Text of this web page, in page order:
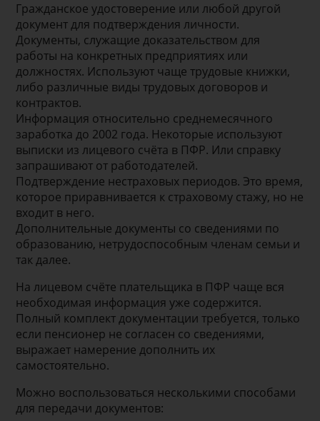
Гражданское удостоверение или любой другой
документ для подтверждения личности.
Документы, служащие доказательством для
работы на конкретных предприятиях или
должностях. Используют чаще трудовые книжки,
либо различные виды трудовых договоров и
контрактов.
Информация относительно среднемесячного
заработка до 2002 года. Некоторые используют
выписки из лицевого счёта в ПФР. Или справку
запрашивают от работодателей.
Подтверждение нестраховых периодов. Это время,
которое приравнивается к страховому стажу, но не
входит в него.
Дополнительные документы со сведениями по
образованию, нетрудоспособным членам семьи и
так далее.
На лицевом счёте плательщика в ПФР чаще вся
необходимая информация уже содержится.
Полный комплект документации требуется, только
если пенсионер не согласен со сведениями,
выражает намерение дополнить их
самостоятельно.
Можно воспользоваться несколькими способами
для передачи документов: